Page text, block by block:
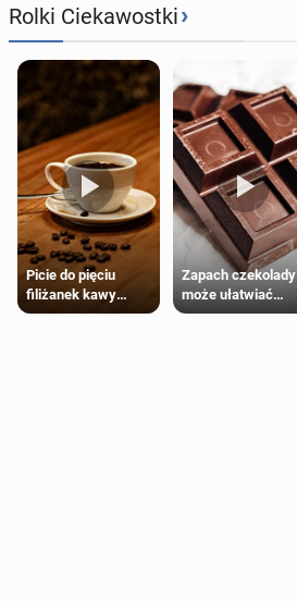
Rolki Ciekawostki›
Picie do pięciu
filiżanek kawy
dziennie jest
Zapach czekolady
może ułatwiać
trening siłowy